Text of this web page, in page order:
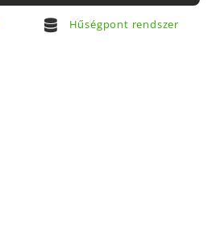
Hűségpont rendszer